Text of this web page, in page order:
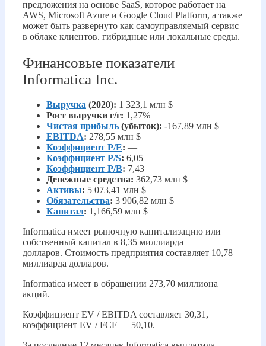
предложения на основе SaaS, которое работает на
AWS, Microsoft Azure и Google Cloud Platform, а также
может быть развернуто как самоуправляемый сервис
в облаке клиентов. гибридные или локальные среды.
Финансовые показатели
Informatica Inc.
Выручка (2020): 1 323,1 млн $
Рост выручки г/г: 1,27%
Чистая прибыль (убыток): -167,89 млн $
EBITDA: 278,55 млн $
Коэффициент P/E: —
Коэффициент P/S: 6,05
Коэффициент P/B: 7,43
Денежные средства: 362,73 млн $
Активы: 5 073,41 млн $
Обязательства: 3 906,82 млн $
Капитал: 1,166,59 млн $
Informatica имеет рыночную капитализацию или
собственный капитал в 8,35 миллиарда
долларов. Стоимость предприятия составляет 10,78
миллиарда долларов.
Informatica имеет в обращении 273,70 миллиона
акций.
Коэффициент EV / EBITDA составляет 30,31,
коэффициент EV / FCF — 50,10.